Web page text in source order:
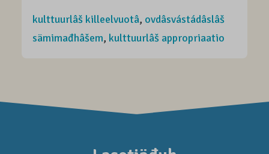
kulttuurlâš killeelvuotâ, ovdâsvástádâslâš
sämimađhâšem, kulttuurlâš appropriaatio